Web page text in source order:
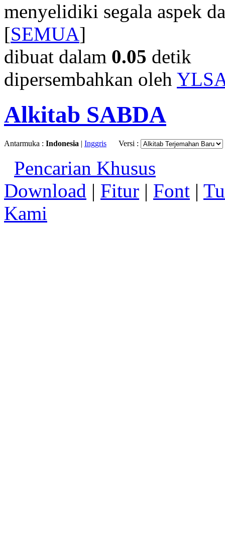
menyelidiki segala aspek
[SEMUA]
dibuat dalam 0.05 detik
dipersembahkan oleh
Alkitab SABDA
Antarmuka : Indonesia | Inggris Versi :
Pencarian Khusus
Download | Fitur | Font |
Kami